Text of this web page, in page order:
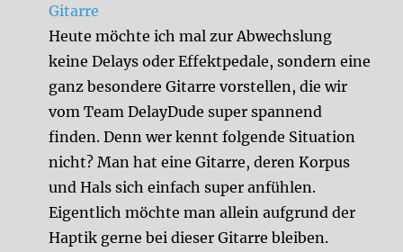
Gitarre
Heute möchte ich mal zur Abwechslung
keine Delays oder Effektpedale, sondern eine
ganz besondere Gitarre vorstellen, die wir
vom Team DelayDude super spannend
finden. Denn wer kennt folgende Situation
nicht? Man hat eine Gitarre, deren Korpus
und Hals sich einfach super anfühlen.
Eigentlich möchte man allein aufgrund der
Haptik gerne bei dieser Gitarre bleiben.